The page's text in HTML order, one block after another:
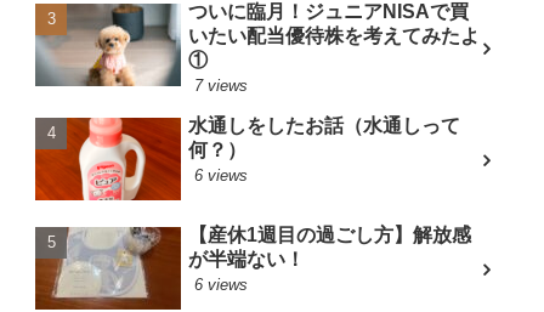
ついに臨月！ジュニアNISAで買
いたい配当優待株を考えてみたよ
①
7 views
水通しをしたお話（水通しって
何？）
6 views
【産休1週目の過ごし方】解放感
が半端ない！
6 views